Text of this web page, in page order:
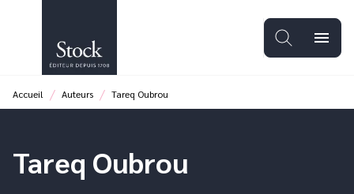
PIED DE PAGE
menu
Accueil / Auteurs / Tareq Oubrou
Tareq Oubrou